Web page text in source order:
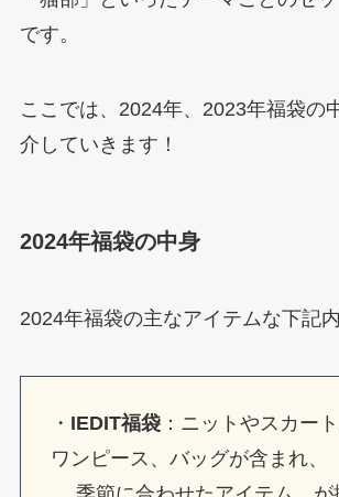
です。
ここでは、2024年、2023年福袋の
介していきます！
2024年福袋の中身
2024年福袋の主なアイテムな下記内
・ IEDIT福袋：ニットやスカート
ワンピース、バッグが含まれ、